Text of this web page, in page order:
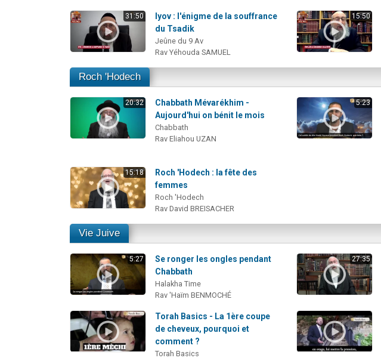
31:50
Iyov : l'énigme de la souffrance
du Tsadik
Jeûne du 9 Av
Rav Yéhouda SAMUEL
15:50
Roch 'Hodech
20:32
Chabbath Mévarékhim -
Aujourd'hui on bénit le mois
Chabbath
Rav Eliahou UZAN
5:23
15:18
Roch 'Hodech : la fête des
femmes
Roch 'Hodech
Rav David BREISACHER
Vie Juive
5:27
Se ronger les ongles pendant
Chabbath
Halakha Time
Rav 'Haïm BENMOCHÉ
27:35
Torah Basics - La 1ère coupe
de cheveux, pourquoi et
comment ?
Torah Basics